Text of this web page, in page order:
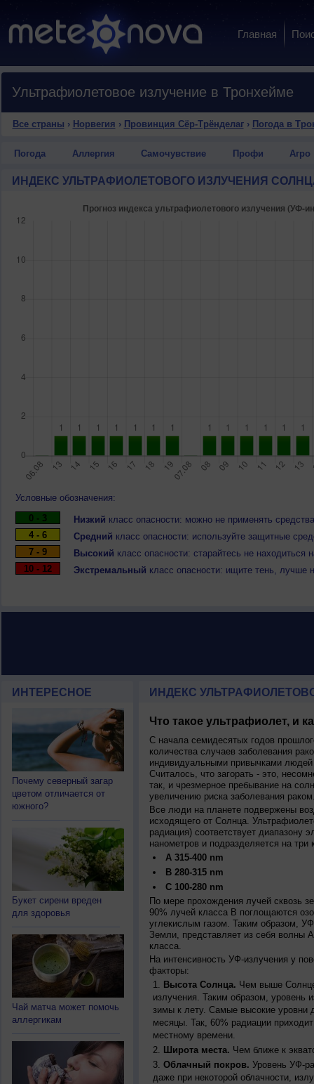
Главная
Ультрафиолетовое излучение в Тронхейме
Все страны › Норвегия › Провинция Сёр-Трёнделаг› Погода в
Погода Аллергия Самочувствие Профи Агро
ИНДЕКС УЛЬТРАФИОЛЕТОВОГО ИЗЛУЧЕНИЯ
Условные обозначения:
0 - 3
Низкий класс опасности: можно не применять
4 - 6
Средний класс опасности: используйте защитные
7 - 9
Высокий класс опасности: старайтесь не
10 - 12
Экстремальный класс опасности: ищите тень, лучше
ИНТЕРЕСНОЕ
Почему северный загар
цветом отличается от
южного?
Букет сирени вреден
для здоровья
Чай матча может помочь
аллергикам
ИНДЕКС
Что такое ультрафиолет, и
С начала семидесятых годов
количества случаев заболевания
индивидуальными привычками
Считалось, что загорать - это,
так, и чрезмерное пребывание на
увеличению риска заболевания
Все люди на планете подвержены
исходящего от Солнца.
радиация) соответствует диапазону
нанометров и подразделяется на три
A 315-400 nm
B 280-315 nm
C 100-280 nm
По мере прохождения лучей сквозь
90% лучей класса B поглощаются
углекислым газом. Таким образом,
Земли, представляет из себя волны
класса.
На интенсивность УФ-излучения у
факторы:
Высота Солнца. Чем выше
излучения. Таким образом, уровень
зимы к лету. Самые высокие уровни
месяцы. Так, 60% радиации
местному времени.
Широта места. Чем ближе к
Облачный покров. Уровень УФ-
даже при некоторой облачности,